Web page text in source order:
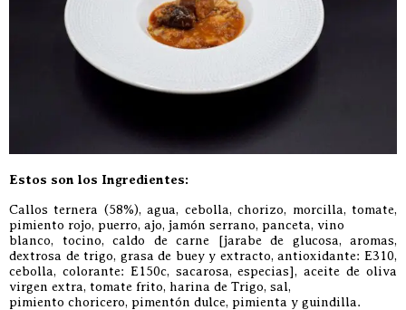
Estos son los Ingredientes:
Callos ternera (58%), agua, cebolla, chorizo, morcilla, tomate,
pimiento rojo, puerro, ajo, jamón serrano, panceta, vino
blanco, tocino, caldo de carne [jarabe de glucosa, aromas,
dextrosa de trigo, grasa de buey y extracto, antioxidante: E310,
cebolla, colorante: E150c, sacarosa, especias], aceite de oliva
virgen extra, tomate frito, harina de Trigo, sal,
pimiento choricero, pimentón dulce, pimienta y guindilla.